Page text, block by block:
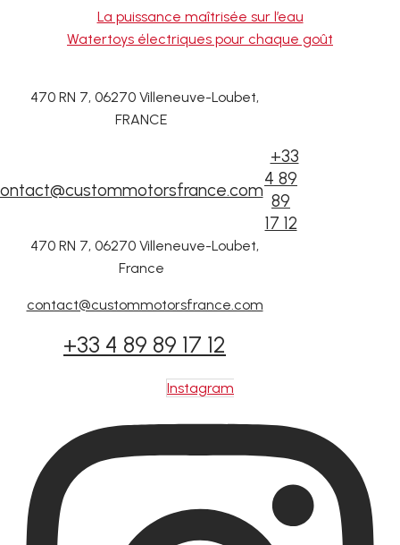
La puissance maîtrisée sur l’eau
Watertoys électriques pour chaque goût
470 RN 7, 06270 Villeneuve-Loubet,
FRANCE
+33
4 89
89
17 12
470 RN 7, 06270 Villeneuve-Loubet,
France
contact@custommotorsfrance.com
+33 4 89 89 17 12
Instagram